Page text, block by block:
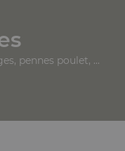
pennes poulet, ...